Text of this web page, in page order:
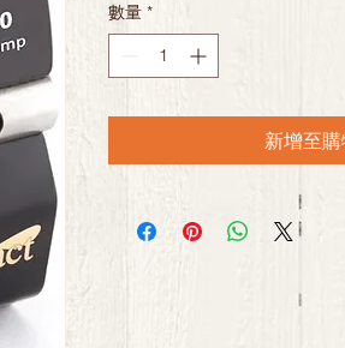
數量 *
新增至